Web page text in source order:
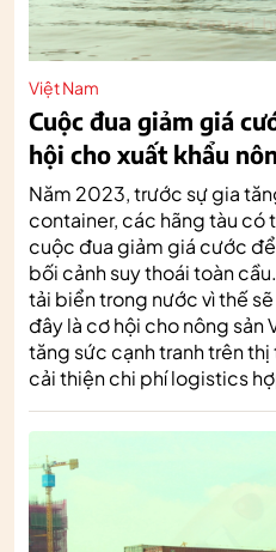
Việt Nam
Cuộc đua giảm giá
hội cho xuất khẩu
Năm 2023, trước sự gia
container, các hãng tàu
cuộc đua giảm giá cước
bối cảnh suy thoái toàn
tải biển trong nước vì thế
đây là cơ hội cho nông sản
tăng sức cạnh tranh trên
cải thiện chi phí logistics